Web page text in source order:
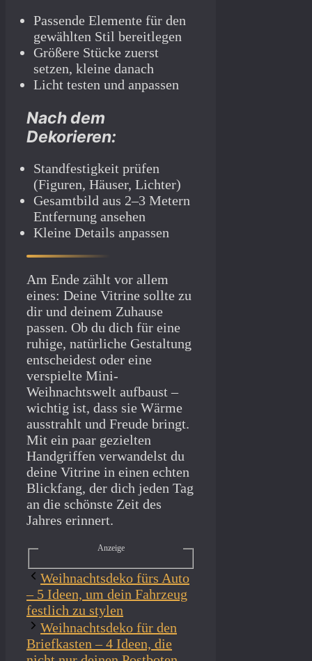
Passende Elemente für den
gewählten Stil bereitlegen
Größere Stücke zuerst
setzen, kleine danach
Licht testen und anpassen
Nach dem
Dekorieren:
Standfestigkeit prüfen
(Figuren, Häuser, Lichter)
Gesamtbild aus 2–3 Metern
Entfernung ansehen
Kleine Details anpassen
Am Ende zählt vor allem
eines: Deine Vitrine sollte zu
dir und deinem Zuhause
passen. Ob du dich für eine
ruhige, natürliche Gestaltung
entscheidest oder eine
verspielte Mini-
Weihnachtswelt aufbaust –
wichtig ist, dass sie Wärme
ausstrahlt und Freude bringt.
Mit ein paar gezielten
Handgriffen verwandelst du
deine Vitrine in einen echten
Blickfang, der dich jeden Tag
an die schönste Zeit des
Jahres erinnert.
Anzeige
Weihnachtsdeko fürs Auto
– 5 Ideen, um dein Fahrzeug
festlich zu stylen
Weihnachtsdeko für den
Briefkasten – 4 Ideen, die